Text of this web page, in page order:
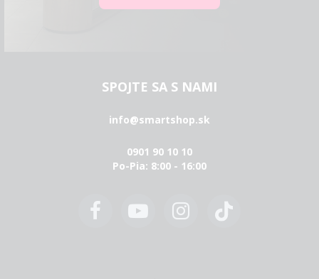
SPOJTE SA S NAMI
info@smartshop.sk
0901 90 10 10
Po-Pia: 8:00 - 16:00